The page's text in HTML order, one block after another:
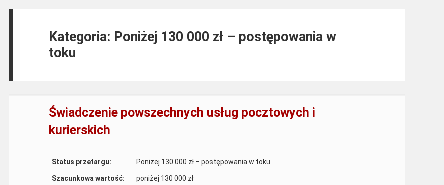
Kategoria: Poniżej 130 000 zł – postępowania w
toku
Świadczenie powszechnych usług pocztowych i
kurierskich
Status przetargu: Poniżej 130 000 zł – postępowania w toku
Szacunkowa wartość: poniżej 130 000 zł